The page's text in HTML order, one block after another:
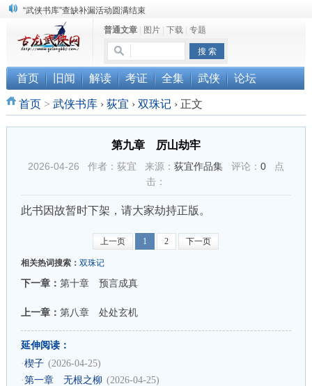
“武侠书库”查缺补漏活动圆满结束
珠海《古龙作品集》PDF扫描版分享
三千藏书奉江湖 ， 诚邀侠友共赏鉴
普通文章| 图片| 下载| 专题
首页 旧闻 解读 考证 全集 武侠 论坛
首页> 武侠书库 › 荻宜 › 双珠记 ›正文
第九章 厉山劫牢
2026-04-26 作者：荻宜 来源： 荻宜作品集评论： 0点
击：
此书因故暂时下架，请大家劫持正版。
上一页 1 2 下一页
相关热词搜索： 双珠记
下一章： 第十章 预言成真
上一章： 第八章 处处玄机
延伸阅读：
·楔子 (2026-04-25)
·第一章 无根之柳 (2026-04-25)